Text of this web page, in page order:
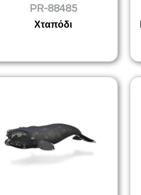
PR-88485
Χταπόδι